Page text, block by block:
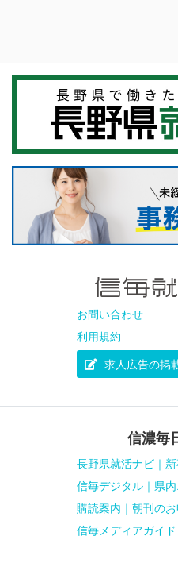
お問い合わせ
利用規約
求人広告の掲
信濃毎
長野県就活ナビ｜
信毎デジタル｜県
購読案内｜朝刊の
信毎メディアガイ